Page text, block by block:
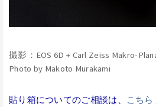
撮影：EOS 6D + Carl Zeiss Makro-
Photo by Makoto Murakami
貼り箱についてのご相談は、 こちら